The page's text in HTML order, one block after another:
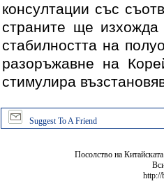
консултации със
страните ще
стабилността на
разоръжавне на
стимулира
Suggest To A Friend
Посолство на
http://